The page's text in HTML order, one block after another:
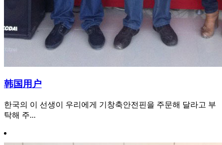
韩国用户
한국의 이 선생이 우리에게 기창축안전핀을 주문해 달라고 부
탁해 주...